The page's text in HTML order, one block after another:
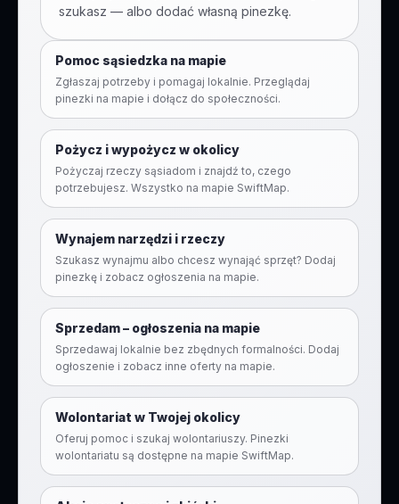
szukasz — albo dodać własną pinezkę.
Pomoc sąsiedzka na mapie
Zgłaszaj potrzeby i pomagaj lokalnie. Przeglądaj
pinezki na mapie i dołącz do społeczności.
Pożycz i wypożycz w okolicy
Pożyczaj rzeczy sąsiadom i znajdź to, czego
potrzebujesz. Wszystko na mapie SwiftMap.
Wynajem narzędzi i rzeczy
Szukasz wynajmu albo chcesz wynająć sprzęt? Dodaj
pinezkę i zobacz ogłoszenia na mapie.
Sprzedam – ogłoszenia na mapie
Sprzedawaj lokalnie bez zbędnych formalności. Dodaj
ogłoszenie i zobacz inne oferty na mapie.
Wolontariat w Twojej okolicy
Oferuj pomoc i szukaj wolontariuszy. Pinezki
wolontariatu są dostępne na mapie SwiftMap.